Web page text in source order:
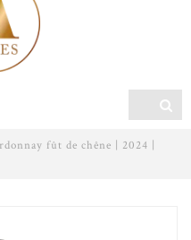
fût de chêne | 2024 |